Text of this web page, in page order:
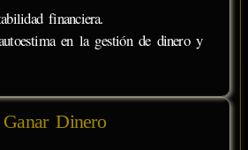
financiera.
en la gestión de dinero y
Dinero